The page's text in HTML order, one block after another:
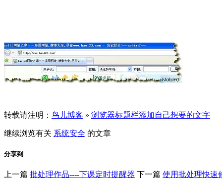
转载请注明： 鸟儿博客 » 浏览器标题栏添加自己想要的文字
继续浏览有关 系统安全 的文章
分享到
上一篇 批处理作品----下课定时提醒器 下一篇 使用批处理快速